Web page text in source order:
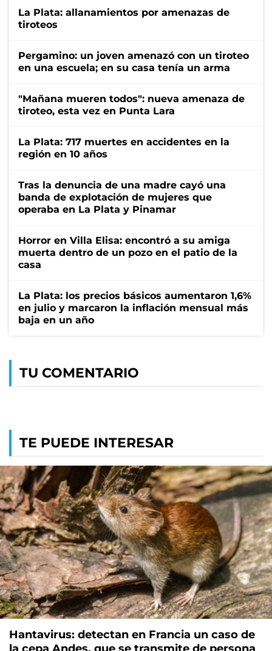
La Plata: allanamientos por amenazas de
tiroteos
Pergamino: un joven amenazó con un tiroteo
en una escuela; en su casa tenía un arma
"Mañana mueren todos": nueva amenaza de
tiroteo, esta vez en Punta Lara
La Plata: 717 muertes en accidentes en la
región en 10 años
Tras la denuncia de una madre cayó una
banda de explotación de mujeres que
operaba en La Plata y Pinamar
Horror en Villa Elisa: encontró a su amiga
muerta dentro de un pozo en el patio de la
casa
La Plata: los precios básicos aumentaron 1,6%
en julio y marcaron la inflación mensual más
baja en un año
TU COMENTARIO
TE PUEDE INTERESAR
Hantavirus: detectan en Francia un caso de